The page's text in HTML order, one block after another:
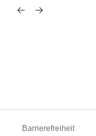
Barrierefreiheit